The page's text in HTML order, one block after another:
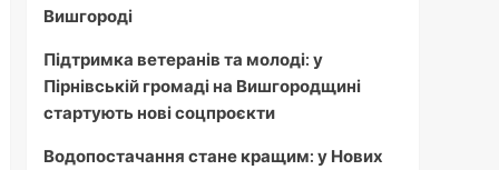
Вишгороді
Підтримка ветеранів та молоді: у
Пірнівській громаді на Вишгородщині
стартують нові соцпроєкти
Водопостачання стане кращим: у Нових